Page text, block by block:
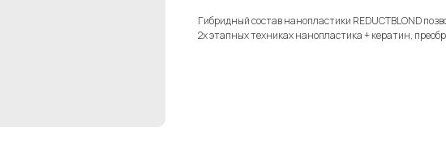
Гибридный состав нанопластики REDUCTBLOND
2х этапных техниках нанопластика + кератин,